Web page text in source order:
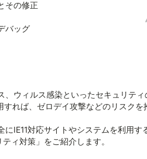
の修正
バッグ
、ウィルス感染といったセキュリテ
すれば、ゼロデイ攻撃などのリスク
にIE11対応サイトやシステムを利用
ィ対策」をご紹介します。